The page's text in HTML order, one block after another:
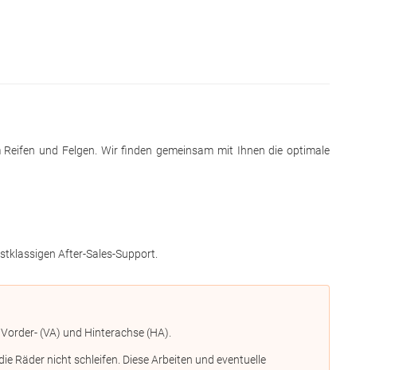
und Felgen. Wir finden gemeinsam mit Ihnen die optimale
After-Sales-Support.
(VA) und Hinterachse (HA).
Räder nicht schleifen. Diese Arbeiten und eventuelle